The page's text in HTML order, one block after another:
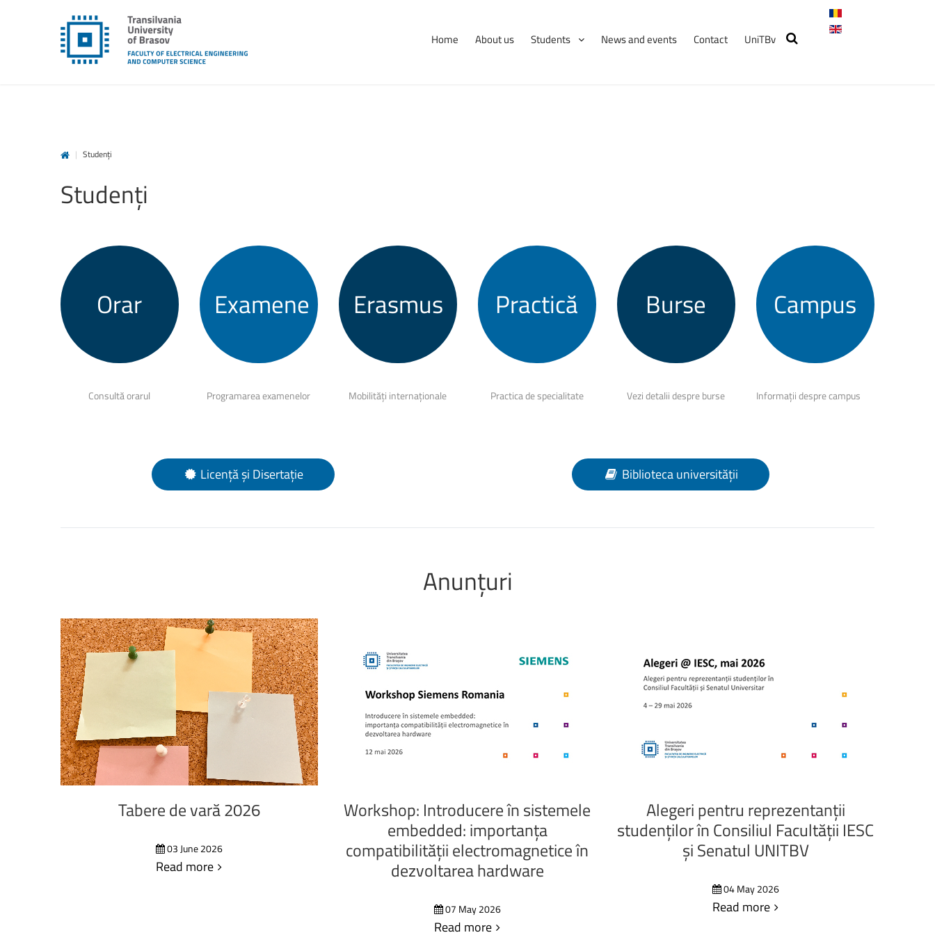
Home About us Students News and events Contact UniTBv
| Studenți
Studenți
Orar
Consultă orarul
Examene
Programarea examenelor
Erasmus
Mobilități internaționale
Practică
Practica de specialitate
Burse
Vezi detalii despre burse
Campus
Informații despre campus
Licență și Disertație Biblioteca universității
Anunțuri
Taberedevară2026
03 June 2026
Read more
Workshop: Introducereînsistemele
embedded:importanța
compatibilitățiielectromagneticeîn
dezvoltareahardware
07 May 2026
Read more
Alegeripentru reprezentanții
studențilorînConsiliul Facultății IESC
șiSenatul UNITBV
04 May 2026
Read more